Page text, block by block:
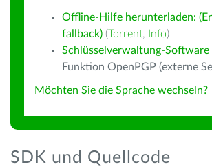
Offline-Hilfe herunterladen:
fallback) (Torrent, Info)
Schlüsselverwaltung-Software
Funktion OpenPGP (externe
Möchten Sie die Sprache wechseln?
SDK und Quellcode